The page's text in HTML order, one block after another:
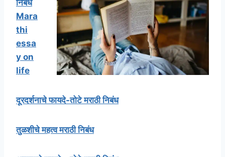
निबंध
Mara
thi
essa
y on
life
दूरदर्शनाचे फायदे-तोटे मराठी निबंध
तुळशीचे महत्व मराठी निबंध